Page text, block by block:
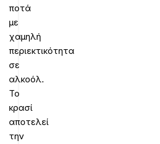
ποτά
με
χαμηλή
περιεκτικότητα
σε
αλκοόλ.
Το
κρασί
αποτελεί
την